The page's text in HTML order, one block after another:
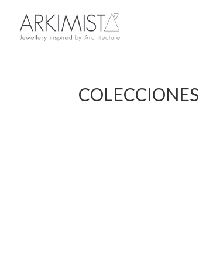
COLECCIONES